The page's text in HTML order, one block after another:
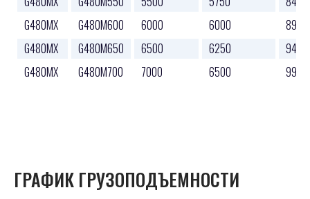
G480MX
G480M600 6000 6000
8970
G480MX
G480M650 6500 6250
9470
G480MX
G480M700 7000 6500 9970
ГРАФИК ГРУЗОПОДЪЕМНОСТИ